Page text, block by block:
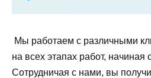
Мы работаем с различными
на всех этапах работ,
Сотрудничая с нами, вы